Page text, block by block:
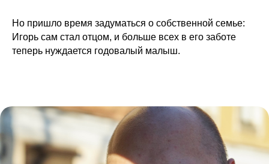
Но пришло время задуматься о собственной семье:
Игорь сам стал отцом, и больше всех в его заботе
теперь нуждается годовалый малыш.